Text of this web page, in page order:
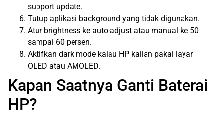
support update.
Tutup aplikasi background yang tidak digunakan.
Atur brightness ke auto-adjust atau manual ke 50
sampai 60 persen.
Aktifkan dark mode kalau HP kalian pakai layar
OLED atau AMOLED.
Kapan Saatnya Ganti Baterai
HP?